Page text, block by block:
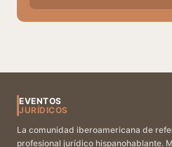
EVENTOS
JURÍDICOS
La comunidad iberoamericana de
profesional jurídico hispanohablante.